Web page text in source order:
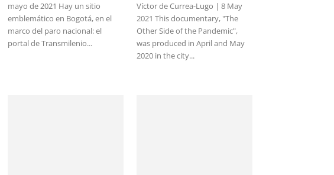
mayo de 2021 Hay un sitio
emblemático en Bogotá, en el
marco del paro nacional: el
portal de Transmilenio...
Víctor de Currea-Lugo | 8 May
2021 This documentary, "The
Other Side of the Pandemic",
was produced in April and May
2020 in the city...